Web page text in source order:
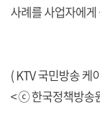
사례를 사업자에
( KTV 국민방송 케
< ⓒ 한국정책방송